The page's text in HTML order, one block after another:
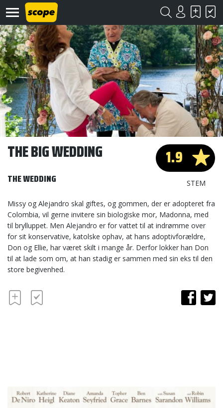
Om
Scope
1.9
STEM
THE BIG WEDDING
THE WEDDING
Missy og Alejandro skal giftes, og gommen, der er adopteret fra
Colombia, vil gerne invitere sin biologiske mor, Madonna, med
til brylluppet. Men Alejandro er for vattet til at indrømme over
for sit konservative, katolske ophav, at hans adoptivforældre,
Don og Ellie, har været skilt i mange år. Derfor lokker han Don
til at lade som om, at han stadig er sammen med sin eks til den
store begivenhed.